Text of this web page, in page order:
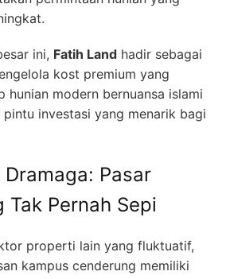
ini, Fatih Land hadir sebagai
kost premium yang
hunian modern bernuansa islami
investasi yang menarik bagi
Dramaga: Pasar
Tak Pernah Sepi
properti lain yang fluktuatif,
kampus cenderung memiliki